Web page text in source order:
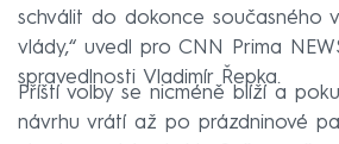
schválit do dokonce současného
vlády,“ uvedl pro CNN Prima
spravedlnosti Vladimír Řepka.
Příští volby se nicméně blíží a
návrhu vrátí až po prázdninové